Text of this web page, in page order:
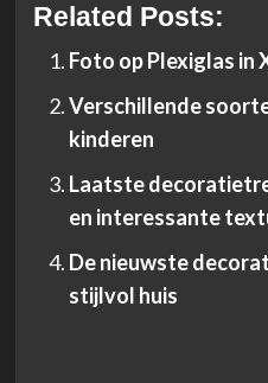
Related Posts:
Foto op Plexiglas in
Verschillende
kinderen
Laatste
en interessante
De nieuwste
stijlvol huis